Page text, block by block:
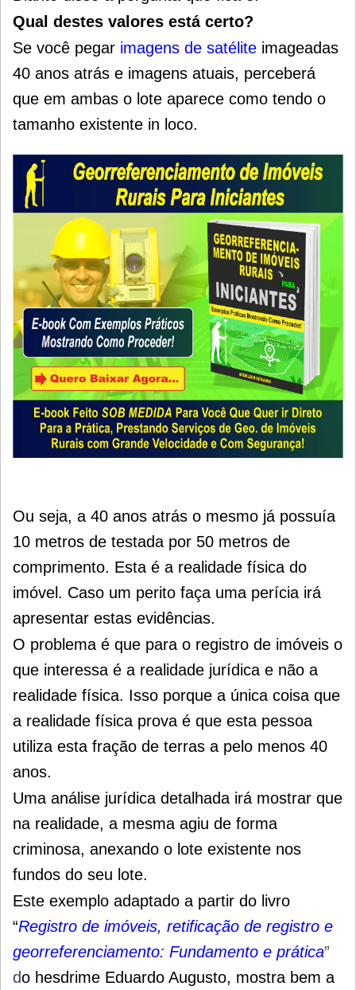
Qual destes valores está certo?
Se você pegar imagens de satélite imageadas
40 anos atrás e imagens atuais, perceberá
que em ambas o lote aparece como tendo o
tamanho existente in loco.
Ou seja, a 40 anos atrás o mesmo já possuía
10 metros de testada por 50 metros de
comprimento. Esta é a realidade física do
imóvel. Caso um perito faça uma perícia irá
apresentar estas evidências.
O problema é que para o registro de imóveis o
que interessa é a realidade jurídica e não a
realidade física. Isso porque a única coisa que
a realidade física prova é que esta pessoa
utiliza esta fração de terras a pelo menos 40
anos.
Uma análise jurídica detalhada irá mostrar que
na realidade, a mesma agiu de forma
criminosa, anexando o lote existente nos
fundos do seu lote.
Este exemplo adaptado a partir do livro
“Registro de imóveis, retificação de registro e
georreferenciamento: Fundamento e prática”
do hesdrime Eduardo Augusto, mostra bem a